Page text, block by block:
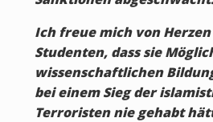
Ich freue mich von
Studenten, dass sie
wissenschaftlichen
bei einem Sieg der
Terroristen nie gehabt